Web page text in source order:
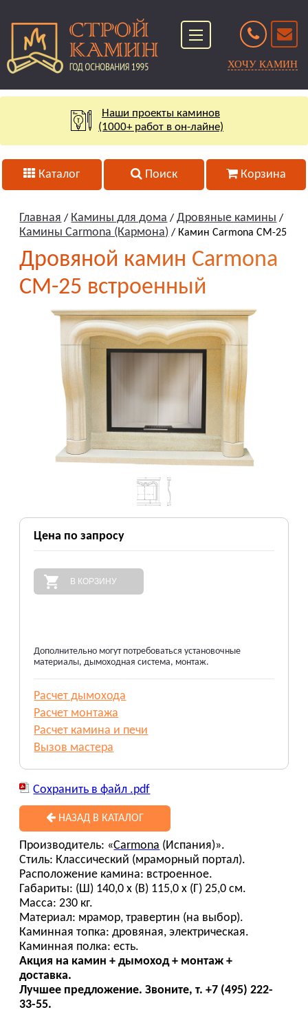
ХОЧУ КАМИН
Наши проекты каминов
(1000+ работ в он-лайне)
Каталог Поиск Корзина
Главная / Камины для дома /Дровяные камины /
Камины Carmona (Кармона) / Камин Carmona CM-25
Дровяной камин Carmona
CM-25 встроенный
Цена по запросу
В КОРЗИНУ
Дополнительно могут потребоваться установочные
материалы, дымоходная система, монтаж.
Расчет дымохода
Расчет монтажа
Расчет камина и печи
Вызов мастера
Сохранить в файл .pdf
НАЗАД В КАТАЛОГ
Производитель: «Carmona (Испания)».
Стиль: Классический (мраморный портал).
Расположение камина: встроенное.
Габариты: (Ш) 140,0 х (В) 115,0 х (Г) 25,0 см.
Масса: 230 кг.
Материал: мрамор, травертин (на выбор).
Каминная топка: дровяная, электрическая.
Каминная полка: есть.
Акция на камин + дымоход + монтаж +
доставка.
Лучшее предложение. Звоните, т. +7 (495) 222-
33-55.